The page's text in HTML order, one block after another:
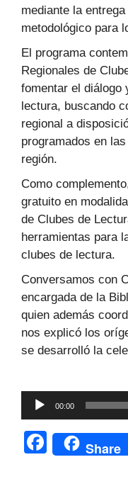
mediante la
metodológico para
El programa
Regionales de
fomentar el diálogo
lectura, buscando
regional a
programados en
región.
Como
gratuito en
de Clubes de
herramientas para
clubes de lectura.
Conversamos con
encargada de la
quien además
nos explicó los
se desarrolló la
Reproductor
de
audio
00:00
F
a
Share